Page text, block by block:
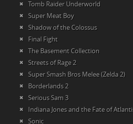
Tomb Raider Underworld
Super Meat Boy
Shadow of the Colossus
Final Fight
The Basement Collection
Streets of Rage 2
Super Smash Bros Melee (Zelda 2)
Borderlands 2
Serious Sam 3
Indiana Jones and the Fate of
Sonic